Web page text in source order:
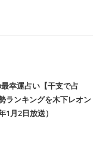
幸運占い【干支で占
ランキングを木下レオン
1月2日放送）